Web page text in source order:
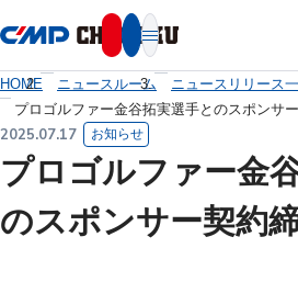
HOME ニュースルーム
ニュースリリース
プロゴルファー金谷拓実選手とのスポンサ
2025.07.17 お知らせ
プロゴルファー金
のスポンサー契約